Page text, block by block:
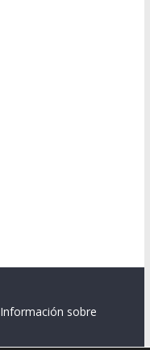
Información sobre